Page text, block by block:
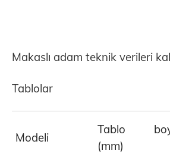
Makaslı adam teknik verileri
Tablolar
Modeli
Tablo
(mm)